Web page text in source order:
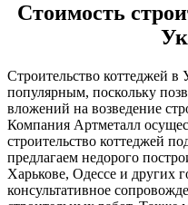
Стоимость
Строительство коттеджей в
популярным, поскольку
вложений на возведение
Компания Артметалл
строительство коттеджей
предлагаем недорого
Харькове, Одессе и других
консультативное